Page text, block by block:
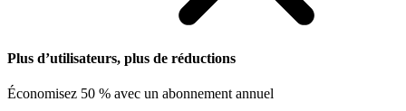
Plus d’utilisateurs, plus de réductions
Économisez 50 % avec un abonnement annuel